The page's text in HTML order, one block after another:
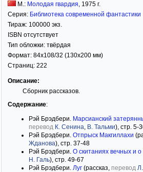
М.: Молодая гвардия, 1975 г.
Серия: Библиотека современной фантастики
Тираж: 100000 экз.
ISBN отсутствует
Тип обложки: твёрдая
Формат: 84x108/32 (130x200 мм)
Страниц: 222
Описание:
Сборник рассказов.
Содержание:
Рэй Брэдбери. Марсианский
перевод К. Сенина, В. Тальми), стр. 5-
Рэй Брэдбери. Отпрыск Макгиллахи
Жданова), стр. 37-48
Рэй Брэдбери. О скитаниях вечных и
Н. Галь), стр. 49-67
Рэй Брэдбери. Луг (рассказ, перевод